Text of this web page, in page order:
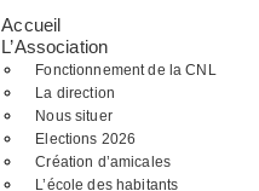
Accueil
L’Association
Fonctionnement de la CNL
La direction
Nous situer
Elections 2026
Création d’amicales
L’école des habitants